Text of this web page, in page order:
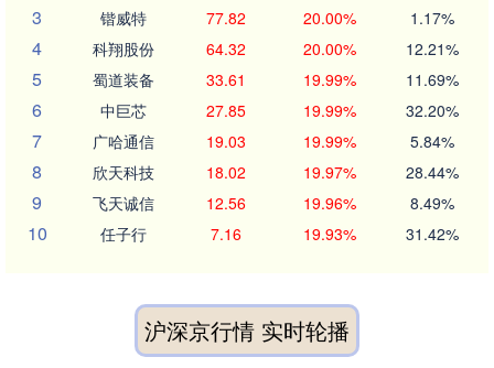
3 锴威特 77.82 20.00% 1.17%
4 科翔股份 64.32 20.00% 12.21%
5 蜀道装备 33.61 19.99% 11.69%
6 中巨芯 27.85 19.99% 32.20%
7 广哈通信 19.03 19.99% 5.84%
8 欣天科技 18.02 19.97% 28.44%
9 飞天诚信 12.56 19.96% 8.49%
10 任子行 7.16 19.93% 31.42%
沪深京行情 实时轮播